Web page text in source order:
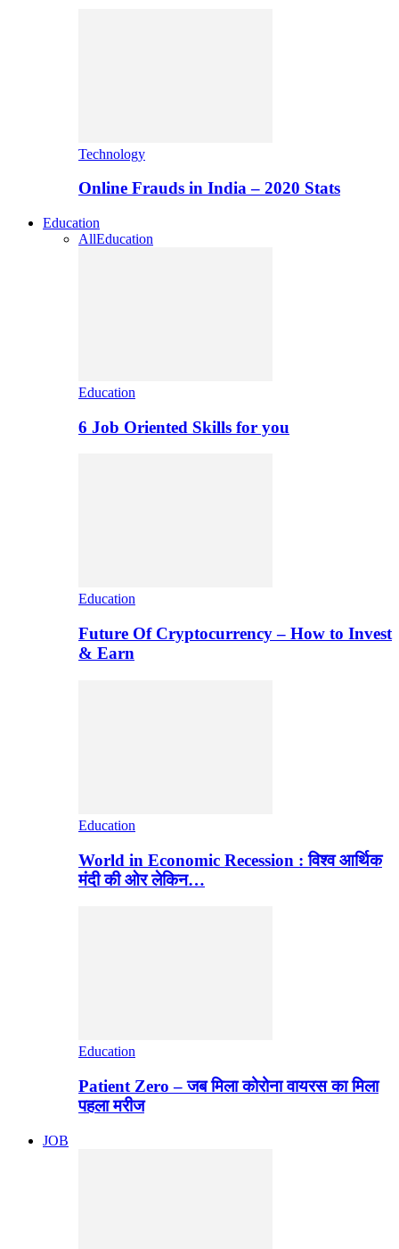
Technology
Online Frauds in India – 2020 Stats
Education
AllEducation
Education
6 Job Oriented Skills for you
Education
Future Of Cryptocurrency – How to Invest
& Earn
Education
World in Economic Recession : विश्व आर्थिक
मंदी की ओर लेकिन…
Education
Patient Zero – जब मिला कोरोना वायरस का मिला
पहला मरीज
JOB